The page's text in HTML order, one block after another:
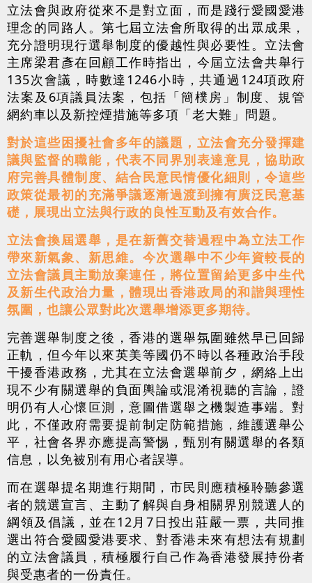
立法會與政府從來不是對立面，而是踐行愛國愛港
理念的同路人。第七屆立法會所取得的出眾成果，
充分證明現行選舉制度的優越性與必要性。立法會
主席梁君彥在回顧工作時指出，今屆立法會共舉行
135次會議，時數達1246小時，共通過124項政府
法案及6項議員法案，包括「簡樸房」制度、規管
網約車以及新控煙措施等多項「老大難」問題。
對於這些困擾社會多年的議題，立法會充分發揮建
議與監督的職能，代表不同界別表達意見，協助政
府完善具體制度、結合民意民情優化細則，令這些
政策從最初的充滿爭議逐漸過渡到擁有廣泛民意基
礎，展現出立法與行政的良性互動及有效合作。
立法會換屆選舉，是在新舊交替過程中為立法工作
帶來新氣象、新思維。今次選舉中不少年資較長的
立法會議員主動放棄連任，將位置留給更多中生代
及新生代政治力量，體現出香港政局的和諧與理性
氛圍，也讓公眾對此次選舉增添更多期待。
完善選舉制度之後，香港的選舉氛圍雖然早已回歸
正軌，但今年以來英美等國仍不時以各種政治手段
干擾香港政務，尤其在立法會選舉前夕，網絡上出
現不少有關選舉的負面輿論或混淆視聽的言論，證
明仍有人心懷叵測，意圖借選舉之機製造事端。對
此，不僅政府需要提前制定防範措施，維護選舉公
平，社會各界亦應提高警惕，甄別有關選舉的各類
信息，以免被別有用心者誤導。
而在選舉提名期進行期間，市民則應積極聆聽參選
者的競選宣言、主動了解與自身相關界別競選人的
綱領及倡議，並在12月7日投出莊嚴一票，共同推
選出符合愛國愛港要求、對香港未來有想法有規劃
的立法會議員，積極履行自己作為香港發展持份者
與受惠者的一份責任。